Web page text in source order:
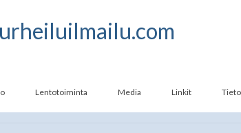
urheiluilmailu.com
Lentotoiminta Media Linkit